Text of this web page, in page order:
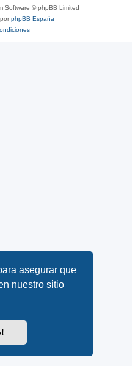
asegurar que
nuestro sitio
Software © phpBB Limited
phpBB España